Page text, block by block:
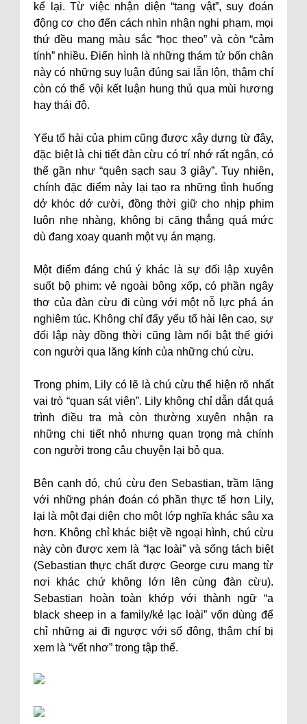
kể lại. Từ việc nhận diện “tang vật”, suy đoán
động cơ cho đến cách nhìn nhận nghi phạm, mọi
thứ đều mang màu sắc “học theo” và còn “cảm
tính” nhiều. Điển hình là những thám tử bốn chân
này có những suy luận đúng sai lẫn lộn, thậm chí
còn có thể vội kết luận hung thủ qua mùi hương
hay thái độ.
Yếu tố hài của phim cũng được xây dựng từ đây,
đặc biệt là chi tiết đàn cừu có trí nhớ rất ngắn, có
thể gần như “quên sạch sau 3 giây”. Tuy nhiên,
chính đặc điểm này lại tạo ra những tình huống
dở khóc dở cười, đồng thời giữ cho nhịp phim
luôn nhẹ nhàng, không bị căng thẳng quá mức
dù đang xoay quanh một vụ án mạng.
Một điểm đáng chú ý khác là sự đối lập xuyên
suốt bộ phim: vẻ ngoài bông xốp, có phần ngây
thơ của đàn cừu đi cùng với một nỗ lực phá án
nghiêm túc. Không chỉ đẩy yếu tố hài lên cao, sự
đối lập này đồng thời cũng làm nổi bật thế giới
con người qua lăng kính của những chú cừu.
Trong phim, Lily có lẽ là chú cừu thể hiện rõ nhất
vai trò “quan sát viên”. Lily không chỉ dẫn dắt quá
trình điều tra mà còn thường xuyên nhận ra
những chi tiết nhỏ nhưng quan trọng mà chính
con người trong câu chuyện lại bỏ qua.
Bên cạnh đó, chú cừu đen Sebastian, trầm lặng
với những phán đoán có phần thực tế hơn Lily,
lại là một đại diện cho một lớp nghĩa khác sâu xa
hơn. Không chỉ khác biệt về ngoại hình, chú cừu
này còn được xem là “lạc loài” và sống tách biệt
(Sebastian thực chất được George cưu mang từ
nơi khác chứ không lớn lên cùng đàn cừu).
Sebastian hoàn toàn khớp với thành ngữ “a
black sheep in a family/kẻ lạc loài” vốn dùng để
chỉ những ai đi ngược với số đông, thậm chí bị
xem là “vết nhơ” trong tập thể.